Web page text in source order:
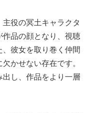
主役の冥土キャラクタ
品の顔となり、視聴
彼女を取り巻く仲間
かせない存在です。
し、作品をより一層